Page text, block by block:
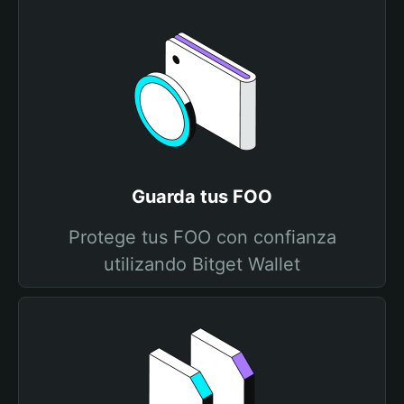
Guarda tus FOO
Protege tus FOO con confianza
utilizando Bitget Wallet